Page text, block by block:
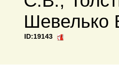
Шевелько
ID:19143